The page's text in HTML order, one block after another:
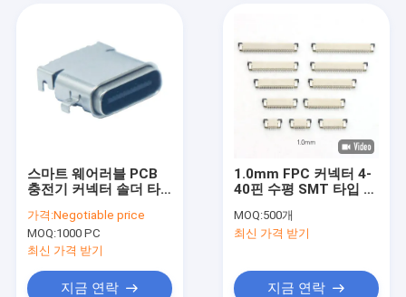
스마트 웨어러블 PCB
충전기 커넥터 솔더 타
IPX7 USB C 커넥터
가격:Negotiable price
MOQ:1000 PC
최신 가격 받기
지금 연락
1.0mm FPC 커넥터 4-
40핀 수평 SMT 타입 상
MOQ:500개
최신 가격 받기
지금 연락